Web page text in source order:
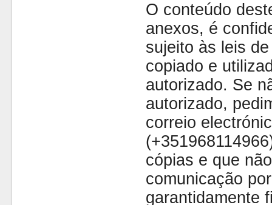
O conteúdo
anexos, é
sujeito às leis
copiado e
autorizado. Se
autorizado,
correio
cópias e que
comunicação
garantidamente